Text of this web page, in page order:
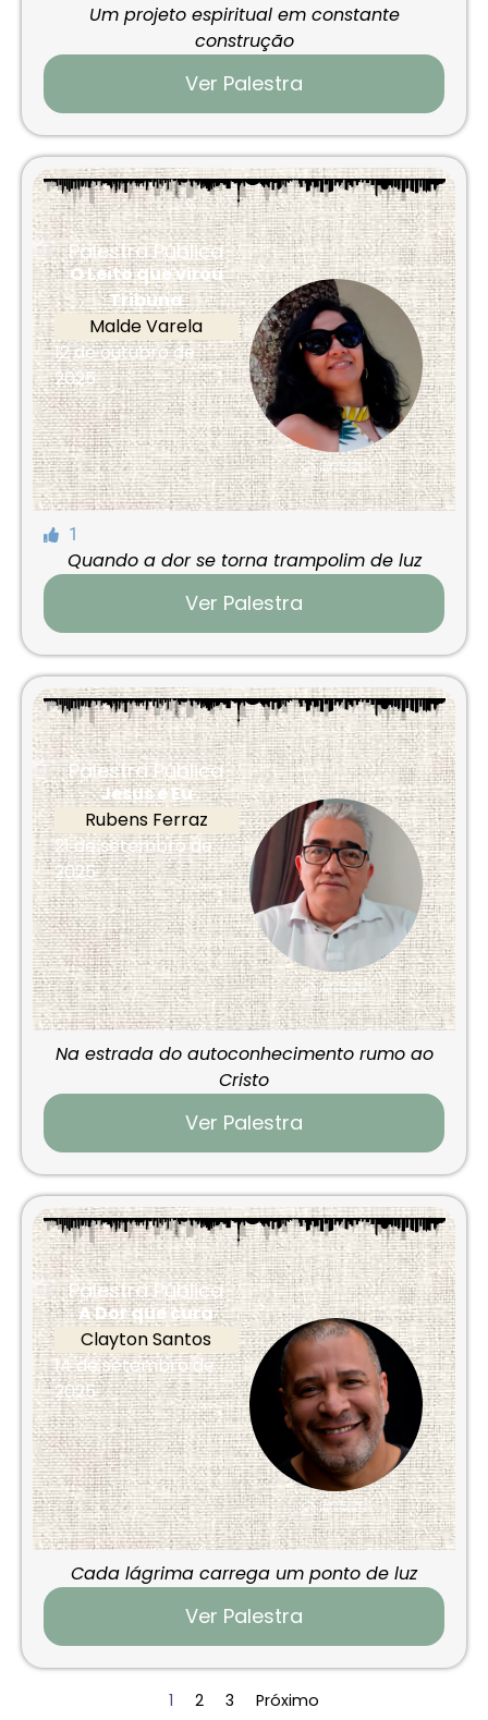
Um projeto espiritual em constante
construção
Ver Palestra
Palestra Pública
O Leito que virou
Tribuna
Malde Varela
12 de outubro de
2025
1
Quando a dor se torna trampolim de luz
Ver Palestra
Palestra Pública
Jesus e Eu
Rubens Ferraz
21 de setembro de
2025
Na estrada do autoconhecimento rumo ao
Cristo
Ver Palestra
Palestra Pública
A Dor que cura
Clayton Santos
14 de setembro de
2025
Cada lágrima carrega um ponto de luz
Ver Palestra
1 2 3 Próximo